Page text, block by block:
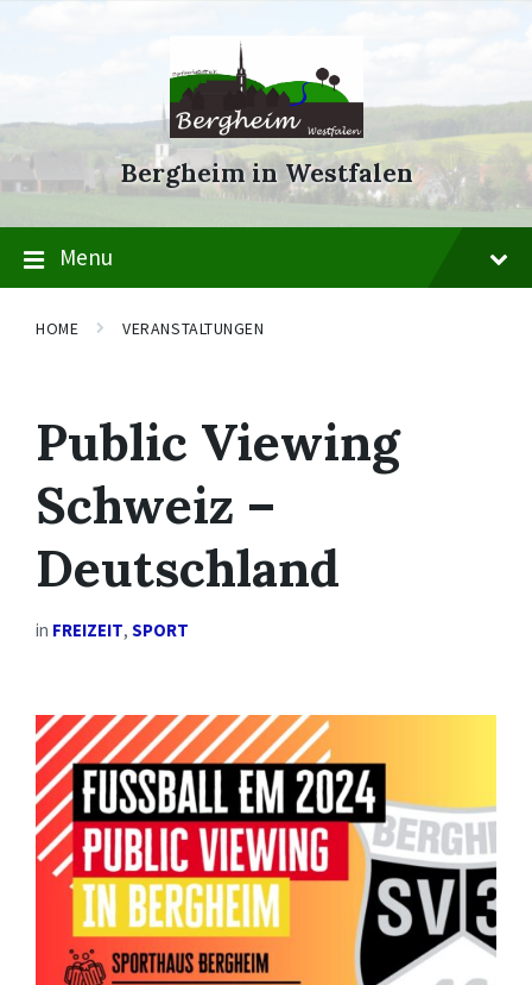
Skip
Skip
Skip
Bergheim in Westfalen
Menu
HOME VERANSTALTUNGEN
Public Viewing
Schweiz –
Deutschland
in FREIZEIT, SPORT